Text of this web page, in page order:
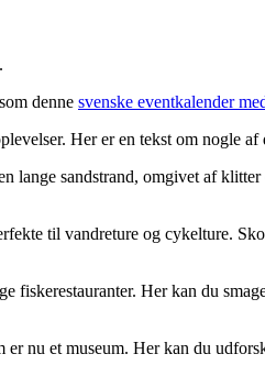
denne svenske eventkalender
Her er en tekst om nogle
sandstrand, omgivet af
til vandreture og cykelture.
fiskerestauranter. Her kan du
nu et museum. Her kan du